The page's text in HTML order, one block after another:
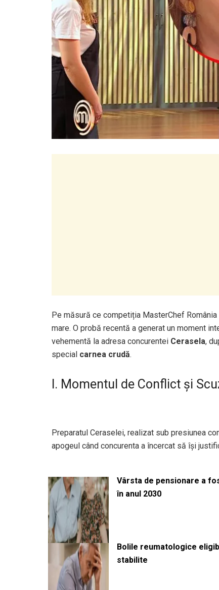
Pe măsură ce competiția MasterChef
mare. O probă recentă a generat un moment
vehementă la adresa concurentei Cerasela,
special carnea crudă.
I. Momentul de Conflict și
Preparatul Ceraselei, realizat sub presiunea
apogeul când concurenta a încercat să își
Vârsta de pensionare a
în anul 2030
Bolile reumatologice
stabilite